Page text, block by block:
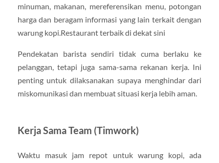
minuman, makanan, mereferensikan menu, potongan
harga dan beragam informasi yang lain terkait dengan
warung kopi.Restaurant terbaik di dekat sini
Pendekatan barista sendiri tidak cuma berlaku ke
pelanggan, tetapi juga sama-sama rekanan kerja. Ini
penting untuk dilaksanakan supaya menghindar dari
miskomunikasi dan membuat situasi kerja lebih aman.
Kerja Sama Team (Timwork)
Waktu masuk jam repot untuk warung kopi, ada